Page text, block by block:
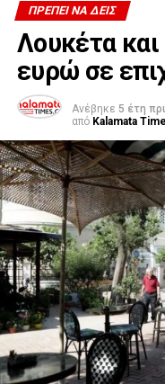
ΠΡΈΠΕΙ ΝΑ ΔΕΙΣ
Λουκέτα
ευρώ σε
Ανέβηκε 5 έτη
από Kalamata